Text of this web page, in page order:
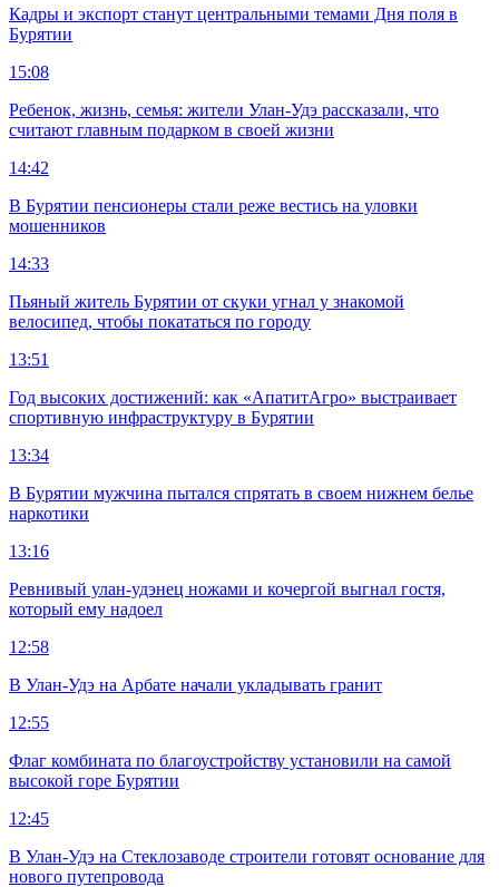
Кадры и экспорт станут центральными темами Дня поля в
Бурятии
15:08
Ребенок, жизнь, семья: жители Улан-Удэ рассказали, что
считают главным подарком в своей жизни
14:42
В Бурятии пенсионеры стали реже вестись на уловки
мошенников
14:33
Пьяный житель Бурятии от скуки угнал у знакомой
велосипед, чтобы покататься по городу
13:51
Год высоких достижений: как «АпатитАгро» выстраивает
спортивную инфраструктуру в Бурятии
13:34
В Бурятии мужчина пытался спрятать в своем нижнем белье
наркотики
13:16
Ревнивый улан-удэнец ножами и кочергой выгнал гостя,
который ему надоел
12:58
В Улан-Удэ на Арбате начали укладывать гранит
12:55
Флаг комбината по благоустройству установили на самой
высокой горе Бурятии
12:45
В Улан-Удэ на Стеклозаводе строители готовят основание для
нового путепровода